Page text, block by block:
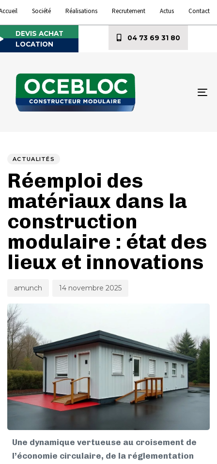
Société Réalisations Recrutement Actus Contact
DEVIS ACHAT
LOCATION
04 73 69 31 80
ACTUALITÉS
Réemploi des
matériaux dans la
construction
modulaire : état des
lieux et innovations
amunch 14 novembre 2025
Une dynamique vertueuse au croisement de
l’économie circulaire, de la réglementation